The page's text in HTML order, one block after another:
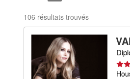
106 résultats trouvés